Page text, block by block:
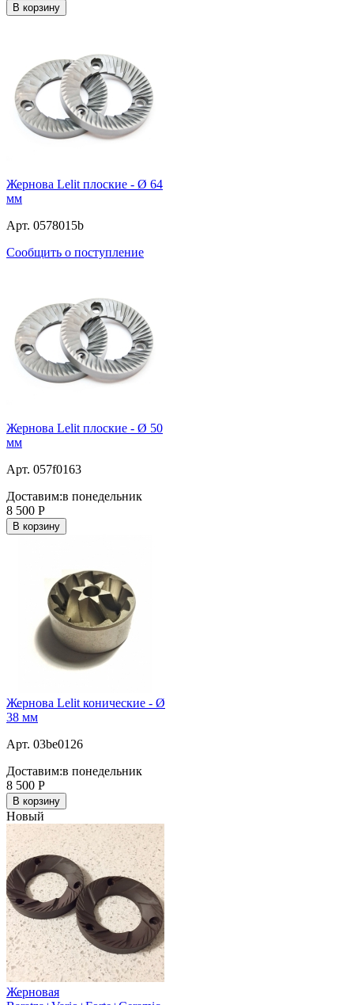
В корзину
Жернова Lelit плоские - Ø 64
мм
Арт. 0578015b
Сообщить о поступление
Жернова Lelit плоские - Ø 50
мм
Арт. 057f0163
Доставим:в понедельник
8 500 Р
В корзину
Жернова Lelit конические - Ø
38 мм
Арт. 03be0126
Доставим:в понедельник
8 500 Р
В корзину
Новый
Жерновая